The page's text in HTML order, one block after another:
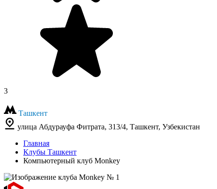
3
Ташкент
улица Абдурауфа Фитрата, 313/4, Ташкент, Узбекистан
Главная
Клубы Ташкент
Компьютерный клуб Monkey